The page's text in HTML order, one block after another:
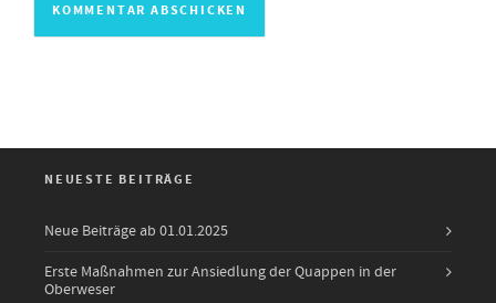
NEUESTE BEITRÄGE
Neue Beiträge ab 01.01.2025
Erste Maßnahmen zur Ansiedlung der Quappen in der
Oberweser